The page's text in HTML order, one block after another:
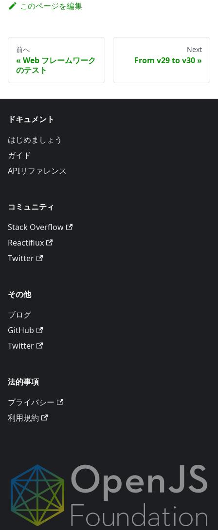
このページを編集
前へ
Web フレームワーク
のテスト
Next
From v29 to v30
ドキュメント
はじめましょう
ガイド
APIリファレンス
コミュニティ
Stack Overflow
Reactiflux
Twitter
その他
ブログ
GitHub
Twitter
法的事項
プライバシー
利用規約